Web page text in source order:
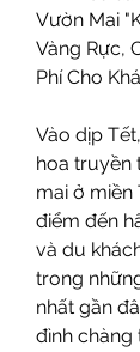
Vườn Mai
Vàng Rực,
Phí Cho
Vào dịp
hoa truyền
mai ở miền
điểm đến
và du
trong
nhất gần
đình chàng